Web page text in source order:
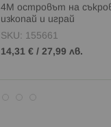
4М островът на
изкопай и играй
SKU: 155661
14,31 € / 27,99 лв.